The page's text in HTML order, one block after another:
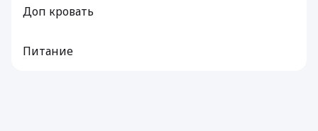
Доп кровать
Питание